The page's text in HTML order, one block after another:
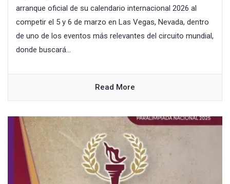
arranque oficial de su calendario internacional 2026 al
competir el 5 y 6 de marzo en Las Vegas, Nevada, dentro
de uno de los eventos más relevantes del circuito mundial,
donde buscará...
Read More